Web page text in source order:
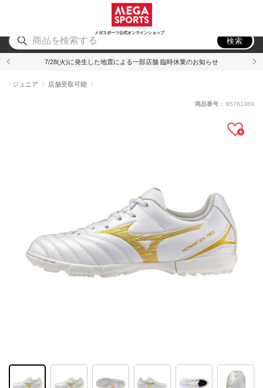
メガスポーツ公式オンラインショップ
アウトドア
検索
7/28(火)に発生した地震による一部店舗 臨時休業のお知らせ
ジュニア 店舗受取可能
商品番号： 85761369